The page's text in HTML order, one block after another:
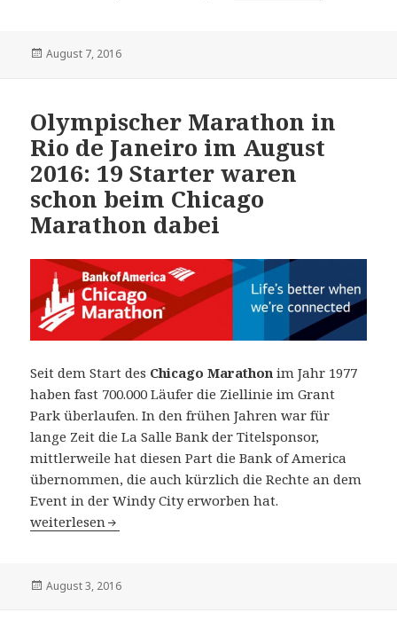
Veröffentlicht
August 7, 2016
Olympischer Marathon in
Rio de Janeiro im August
2016: 19 Starter waren
schon beim Chicago
Marathon dabei
Seit dem Start des Chicago Marathon im Jahr 1977
haben fast 700.000 Läufer die Ziellinie im Grant
Park überlaufen. In den frühen Jahren war für
lange Zeit die La Salle Bank der Titelsponsor,
mittlerweile hat diesen Part die Bank of America
übernommen, die auch kürzlich die Rechte an dem
Event in der Windy City erworben hat.
Olympischer Marathon in Rio de Janeiro im August
weiterlesen
Veröffentlicht
August 3, 2016